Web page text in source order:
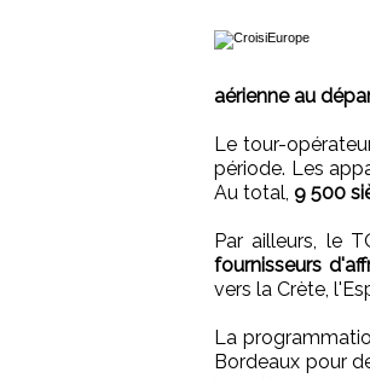
aérienne au
Le tour-
période. Les
Au total, 9 500
Par ailleurs, le
fournisseurs
vers la Crète,
La
Bordeaux pour